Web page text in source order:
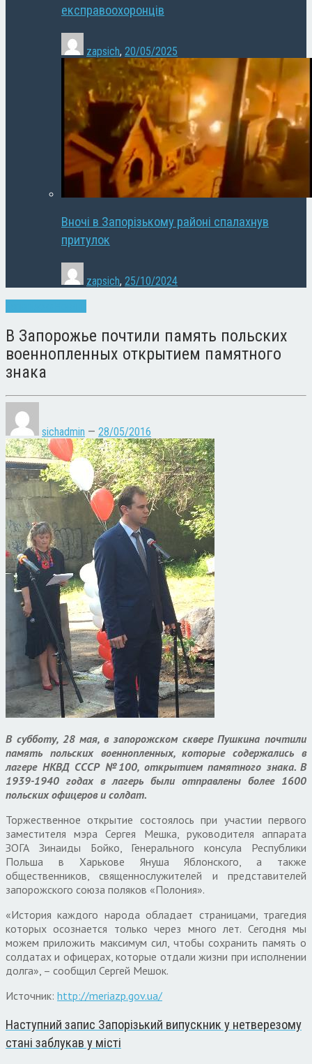
експравоохоронців
zapsich, 20/05/2025
Вночі в Запорізькому районі спалахнув
притулок
zapsich, 25/10/2024
В Запорожье почтили память польских
военнопленных открытием памятного
знака
sichadmin — 28/05/2016
В субботу, 28 мая, в запорожском сквере Пушкина почтили
память польских военнопленных, которые содержались в
лагере НКВД СССР №100, открытием памятного знака. В
1939-1940 годах в лагерь были отправлены более 1600
польских офицеров и солдат.
Торжественное открытие состоялось при участии первого
заместителя мэра Сергея Мешка, руководителя аппарата
ЗОГА Зинаиды Бойко, Генерального консула Республики
Польша в Харькове Януша Яблонского, а также
общественников, священнослужителей и представителей
запорожского союза поляков «Полония».
«История каждого народа обладает страницами, трагедия
которых осознается только через много лет. Сегодня мы
можем приложить максимум сил, чтобы сохранить память о
солдатах и офицерах, которые отдали жизни при исполнении
долга», – сообщил Сергей Мешок.
Источник: http://meriazp.gov.ua/
Наступний запис Запорізький випускник у нетверезому
стані заблукав у місті